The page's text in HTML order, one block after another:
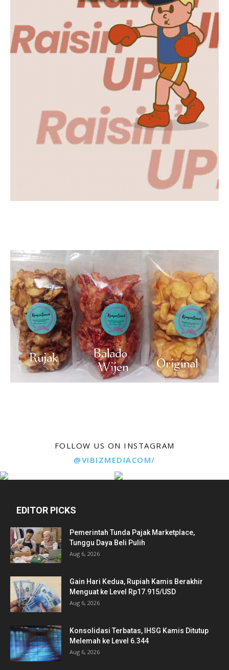
FOLLOW US ON INSTAGRAM
@VIBIZMEDIACOM/
EDITOR PICKS
Pemerintah Tunda Pajak Marketplace,
Tunggu Daya Beli Pulih
Aug 6, 2026
Gain Hari Kedua, Rupiah Kamis Berakhir
Menguat ke Level Rp17.915/USD
Aug 6, 2026
Konsolidasi Terbatas, IHSG Kamis Ditutup
Melemah ke Level 6.344
Aug 6, 2026